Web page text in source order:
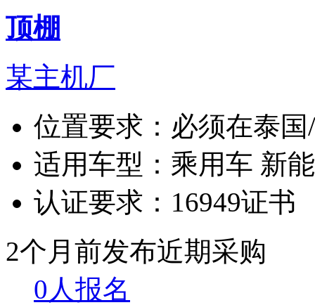
顶棚
某主机厂
位置要求： 必须在泰
适用车型： 乘用车 新
认证要求： 16949证书
2个月前发布近期采购
0人报名